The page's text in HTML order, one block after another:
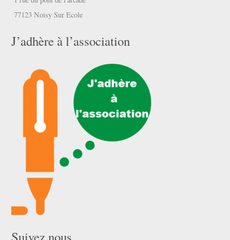
77123 Noisy Sur Ecole
J’adhère à l’association
Suivez nous …